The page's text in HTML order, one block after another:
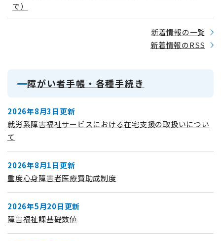
で）
新着情報の一覧
新着情報のRSS
障がい者手帳・各種手続き
2026年8月3日更新
就労系障害福祉サービスにおける在宅支援の取扱いについ
て
2026年8月1日更新
重度心身障害者医療費助成制度
2026年5月20日更新
障害福祉課基礎数値